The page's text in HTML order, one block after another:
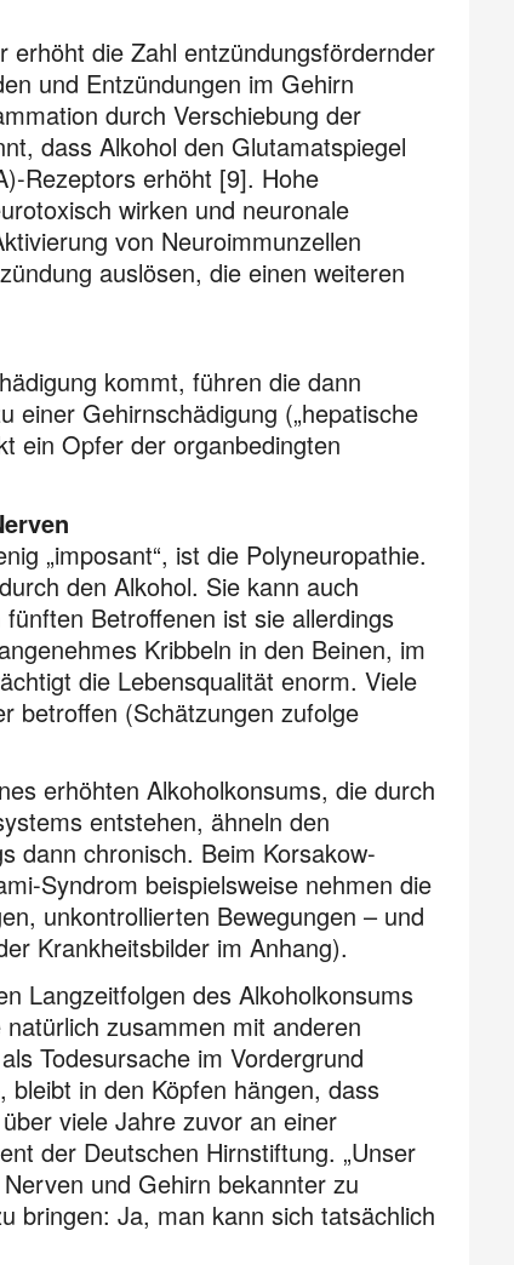
die Zahl entzündungsfördernder
und Entzündungen im Gehirn
durch Verschiebung der
dass Alkohol den Glutamatspiegel
Rezeptors erhöht [9]. Hohe
wirken und neuronale
von Neuroimmunzellen
auslösen, die einen weiteren
kommt, führen die dann
einer Gehirnschädigung („hepatische
ein Opfer der organbedingten
„imposant“, ist die Polyneuropathie.
den Alkohol. Sie kann auch
Betroffenen ist sie allerdings
Kribbeln in den Beinen, im
die Lebensqualität enorm. Viele
betroffen (Schätzungen zufolge
erhöhten Alkoholkonsums, die durch
entstehen, ähneln den
dann chronisch. Beim Korsakow-
Syndrom beispielsweise nehmen die
unkontrollierten Bewegungen – und
Krankheitsbilder im Anhang).
Langzeitfolgen des Alkoholkonsums
zusam­men mit anderen
Todesursache im Vordergrund
in den Köpfen hängen, dass
viele Jahre zuvor an einer
der Deutschen Hirnstiftung. „Unser
und Gehirn bekannter zu
bringen: Ja, man kann sich tatsächlich